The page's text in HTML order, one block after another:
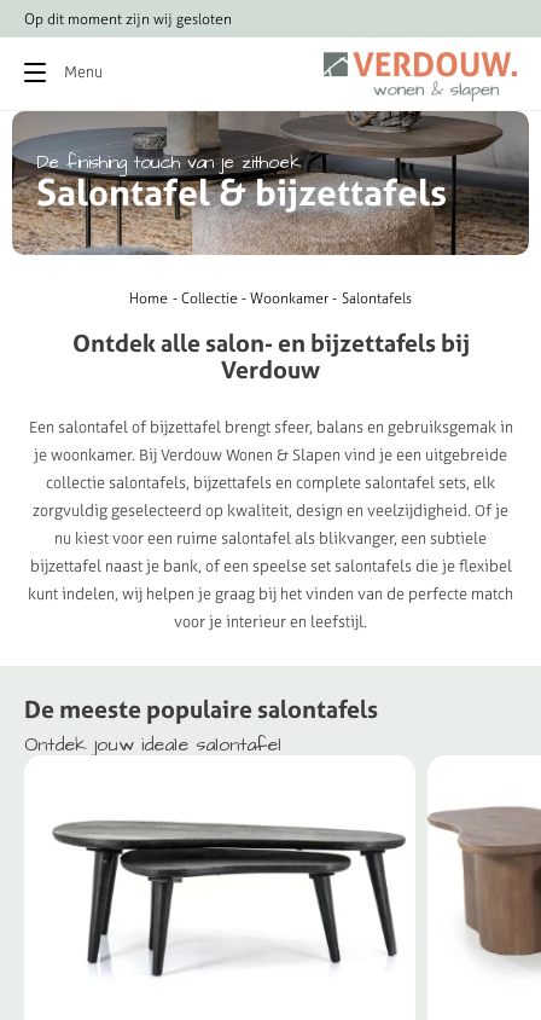
Op dit moment zijn wij gesloten
Menu
Salontafel&bijzettafels
De finishing touch van je zithoek
Home Collectie Woonkamer Salontafels
Ontdekalle salon- en bijzettafels bij
Verdouw
Een salontafel of bijzettafel brengt sfeer, balans en gebruiksgemak in
je woonkamer. Bij Verdouw Wonen & Slapen vind je een uitgebreide
collectie salontafels, bijzettafels en complete salontafel sets, elk
zorgvuldig geselecteerd op kwaliteit, design en veelzijdigheid. Of je
nu kiest voor een ruime salontafel als blikvanger, een subtiele
bijzettafel naast je bank, of een speelse set salontafels die je flexibel
kunt indelen, wij helpen je graag bij het vinden van de perfecte match
voor je interieur en leefstijl.
De meeste populaire salontafels
Ontdek jouw ideale salontafel